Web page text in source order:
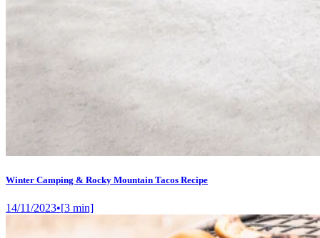
Winter Camping & Rocky Mountain Tacos Recipe
14/11/2023•[3 min]